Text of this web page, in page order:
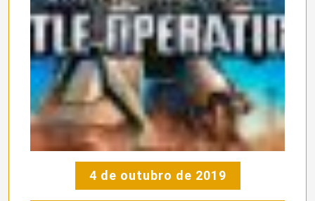
4 de outubro de 2019